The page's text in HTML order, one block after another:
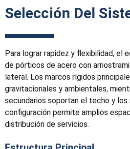
Selección Del
Para lograr rapidez y flexibilidad, el
de pórticos de acero con
lateral. Los marcos rígidos
gravitacionales y ambientales,
secundarios soportan el techo y los
configuración permite amplios
distribución de servicios.